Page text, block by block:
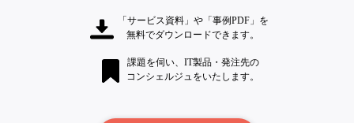
「サービス資料」や「事例PDF」を
無料でダウンロードできます。
課題を伺い、IT製品・発注先の
コンシェルジュをいたします。